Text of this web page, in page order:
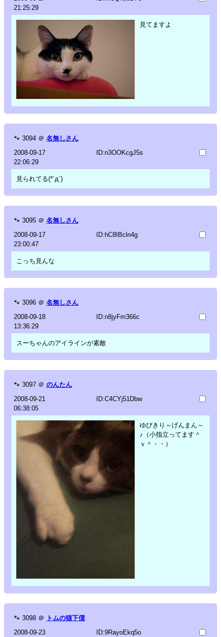
21:25:29
見てますよ
🐾 3094 ＠ 名無しさん
2008-09-17
22:06:29
ID:n3OOKcgJ5s
見られてる(*´д`)
🐾 3095 ＠ 名無しさん
2008-09-17
23:00:47
ID:hC8IBcln4g
こっち見んな
🐾 3096 ＠ 名無しさん
2008-09-18
13:36:29
ID:n8jyFm366c
スーちゃんのアイラインが素敵
🐾 3097 ＠ のんたん
2008-09-21
06:38:05
ID:C4CYj51Dbw
ゆびきり～げんまん～
♪（小指立ってます＾
ｖ＾・・）
🐾 3098 ＠ トムの猫下僕
2008-09-23
ID:9RayoEkq5o